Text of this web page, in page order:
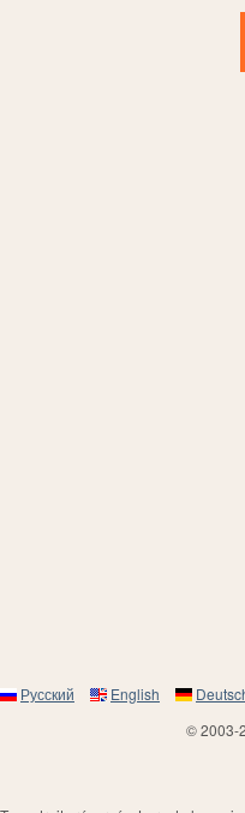
Русский English
© 2003-